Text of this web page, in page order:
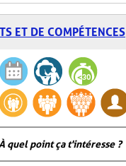
ET DE COMPÉTENCES
À quel point ça t'intéresse ?